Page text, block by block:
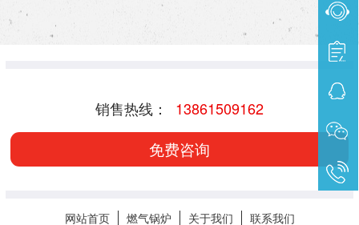
销售热线： 13861509162
免费咨询
网站首页 燃气锅炉 关于我们 联系我们